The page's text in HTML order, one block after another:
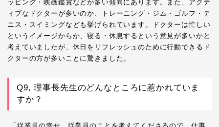
ッピング・映画鑑賞などが多い傾向にあります。また、アクテ
ィブなドクターが多いのか、トレーニング・ジム・ゴルフ・テ
ニス・スイミングなども挙げられています。ドクターは忙しい
というイメージからか、寝る・休息するという意見が多いかと
考えていましたが、休日をリフレッシュのために行動できるド
クターの方が多いことに驚きました。
Q9, 理事長先生のどんなところに惹かれていま
すか？
「従業員の幸せ、従業員のことを考えてくださるので、仕事